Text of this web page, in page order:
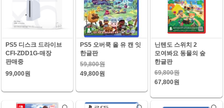
PS5 디스크 드라이브
CFI-ZDD1G-매장
판매중
99,000원
PS5 오버쿡 올 유 캔 잇
한글판
59,800원
49,800원
닌텐도 스위치 2
모여봐요 동물의 숲
한글판
69,800원
67,800원